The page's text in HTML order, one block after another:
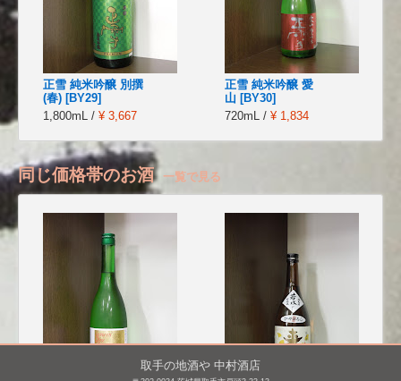
正雪 純米吟醸 別撰
(春) [BY29]
1,800mL / ¥ 3,667
正雪 純米吟醸 愛
山 [BY30]
720mL / ¥ 1,834
同じ価格帯のお酒 一覧で見る
取手の地酒や 中村酒店